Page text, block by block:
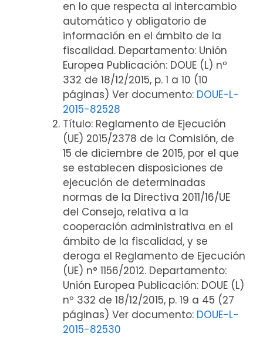
en lo que respecta al intercambio
automático y obligatorio de
información en el ámbito de la
fiscalidad. Departamento: Unión
Europea Publicación: DOUE (L) nº
332 de 18/12/2015, p. 1 a 10 (10
páginas) Ver documento: DOUE-L-
2015-82528
Título: Reglamento de Ejecución
(UE) 2015/2378 de la Comisión, de
15 de diciembre de 2015, por el que
se establecen disposiciones de
ejecución de determinadas
normas de la Directiva 2011/16/UE
del Consejo, relativa a la
cooperación administrativa en el
ámbito de la fiscalidad, y se
deroga el Reglamento de Ejecución
(UE) n° 1156/2012. Departamento:
Unión Europea Publicación: DOUE (L)
nº 332 de 18/12/2015, p. 19 a 45 (27
páginas) Ver documento: DOUE-L-
2015-82530